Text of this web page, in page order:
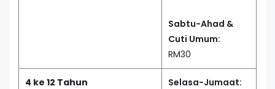
Sabtu-Ahad &
Cuti Umum:
RM30
4 ke 12 Tahun
Selasa-Jumaat: